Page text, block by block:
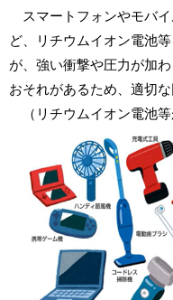
スマートフォンやモバ
ど、リチウムイオン電池
が、強い衝撃や圧力が加
おそれがあるため、適切
（リチウムイオン電池等